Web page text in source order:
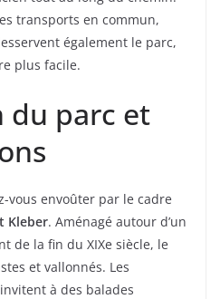
transports en commun,
également le parc,
plus facile.
du parc et
vous envoûter par le cadre
Kleber. Aménagé autour d’un
de la fin du XIXe siècle, le
et vallonnés. Les
à des balades